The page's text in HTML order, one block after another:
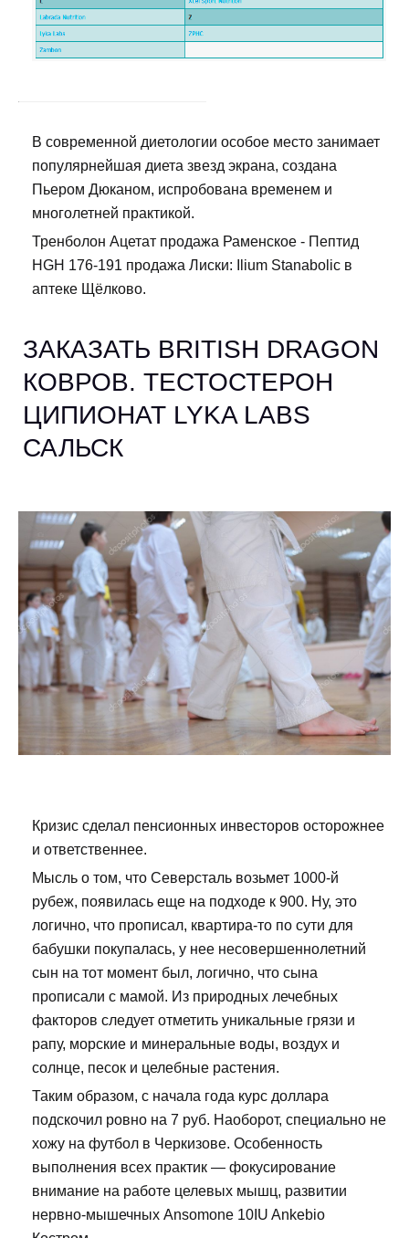
В современной диетологии особое место занимает
популярнейшая диета звезд экрана, создана
Пьером Дюканом, испробована временем и
многолетней практикой.
Тренболон Ацетат продажа Раменское - Пептид
HGH 176-191 продажа Лиски: Ilium Stanabolic в
аптеке Щёлково.
ЗАКАЗАТЬ BRITISH DRAGON
КОВРОВ. ТЕСТОСТЕРОН
ЦИПИОНАТ LYKA LABS
САЛЬСК
Кризис сделал пенсионных инвесторов осторожнее
и ответственнее.
Мысль о том, что Северсталь возьмет 1000-й
рубеж, появилась еще на подходе к 900. Ну, это
логично, что прописал, квартира-то по сути для
бабушки покупалась, у нее несовершеннолетний
сын на тот момент был, логично, что сына
прописали с мамой. Из природных лечебных
факторов следует отметить уникальные грязи и
рапу, морские и минеральные воды, воздух и
солнце, песок и целебные растения.
Таким образом, с начала года курс доллара
подскочил ровно на 7 руб. Наоборот, специально не
хожу на футбол в Черкизове. Особенность
выполнения всех практик — фокусирование
внимание на работе целевых мышц, развитии
нервно-мышечных Ansomone 10IU Ankebio